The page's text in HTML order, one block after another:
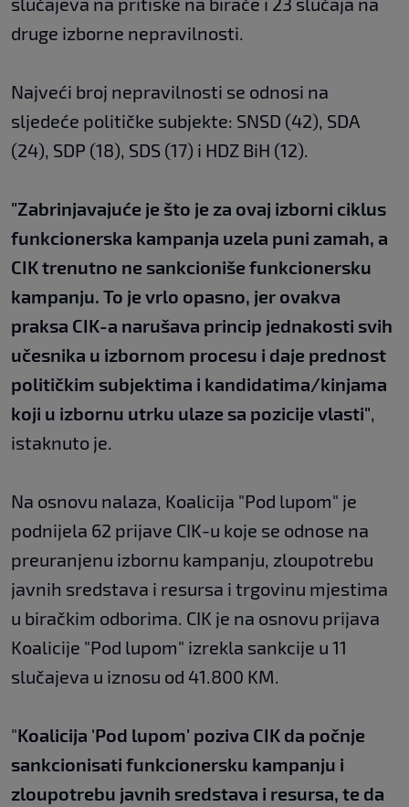
druge izborne nepravilnosti.
Najveći broj nepravilnosti se odnosi na
sljedeće političke subjekte: SNSD (42), SDA
(24), SDP (18), SDS (17) i HDZ BiH (12).
"Zabrinjavajuće je što je za ovaj izborni ciklus
funkcionerska kampanja uzela puni zamah, a
CIK trenutno ne sankcioniše funkcionersku
kampanju. To je vrlo opasno, jer ovakva
praksa CIK-a narušava princip jednakosti svih
učesnika u izbornom procesu i daje prednost
političkim subjektima i kandidatima/kinjama
koji u izbornu utrku ulaze sa pozicije vlasti",
istaknuto je.
Na osnovu nalaza, Koalicija "Pod lupom" je
podnijela 62 prijave CIK-u koje se odnose na
preuranjenu izbornu kampanju, zloupotrebu
javnih sredstava i resursa i trgovinu mjestima
u biračkim odborima. CIK je na osnovu prijava
Koalicije "Pod lupom" izrekla sankcije u 11
slučajeva u iznosu od 41.800 KM.
"Koalicija 'Pod lupom' poziva CIK da počnje
sankcionisati funkcionersku kampanju i
zloupotrebu javnih sredstava i resursa, te da